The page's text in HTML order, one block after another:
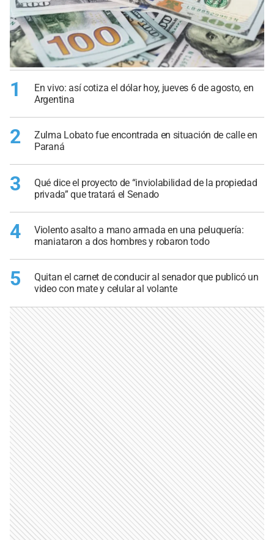
1
En vivo: así cotiza el dólar hoy, jueves 6 de agosto, en
Argentina
2
Zulma Lobato fue encontrada en situación de calle en
Paraná
3
Qué dice el proyecto de “inviolabilidad de la propiedad
privada” que tratará el Senado
4
Violento asalto a mano armada en una peluquería:
maniataron a dos hombres y robaron todo
5
Quitan el carnet de conducir al senador que publicó un
video con mate y celular al volante